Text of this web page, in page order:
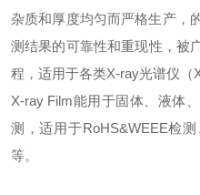
杂质和厚度均匀而严格生产，
测结果的可靠性和重现性，被
程，适用于各类X-ray光谱仪（
X-ray Film能用于固体、液体
测，适用于RoHS&WEEE检
等。